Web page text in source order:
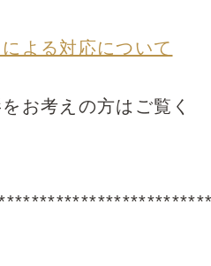
よる対応について
お考えの方はご覧く